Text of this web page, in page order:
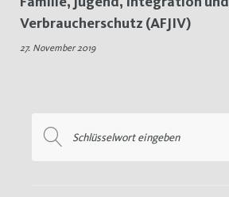
Verbraucher
Verbraucherschutz (AFJIV)
27. November 2019
nach: